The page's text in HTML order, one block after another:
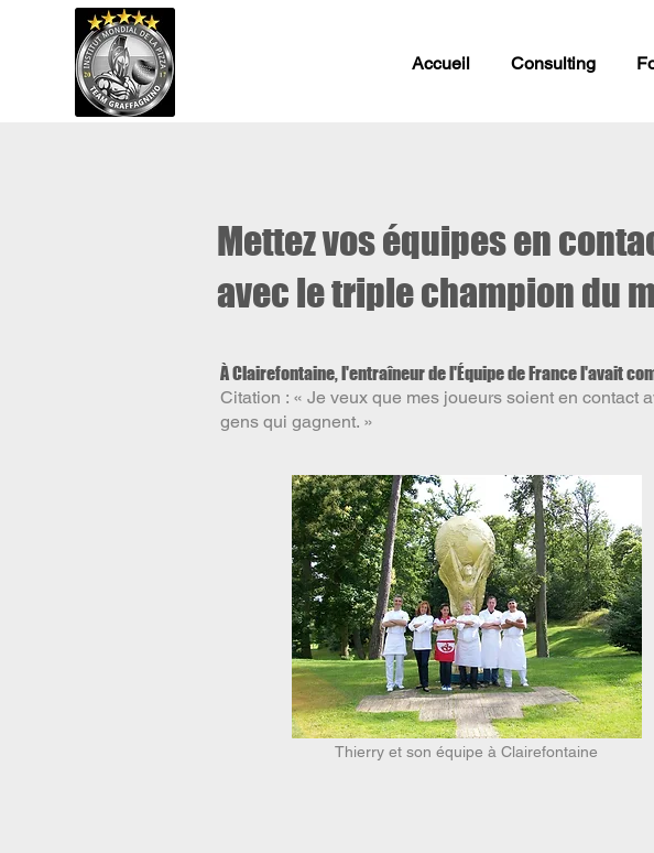
Accueil Consulting
Mettez vos équipes en
avec le triple champion du
À Clairefontaine, l'entraîneur de l'Équipe de France l'avait
Citation : « Je veux que mes joueurs soient en contact
gens qui gagnent. »
Thierry et son équipe à Clairefontaine